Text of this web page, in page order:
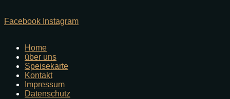
Facebook Instagram
Home
über uns
Speisekarte
Kontakt
Impressum
Datenschutz